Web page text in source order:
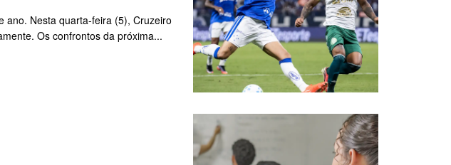
ano. Nesta quarta-feira (5), Cruzeiro
Os confrontos da próxima...